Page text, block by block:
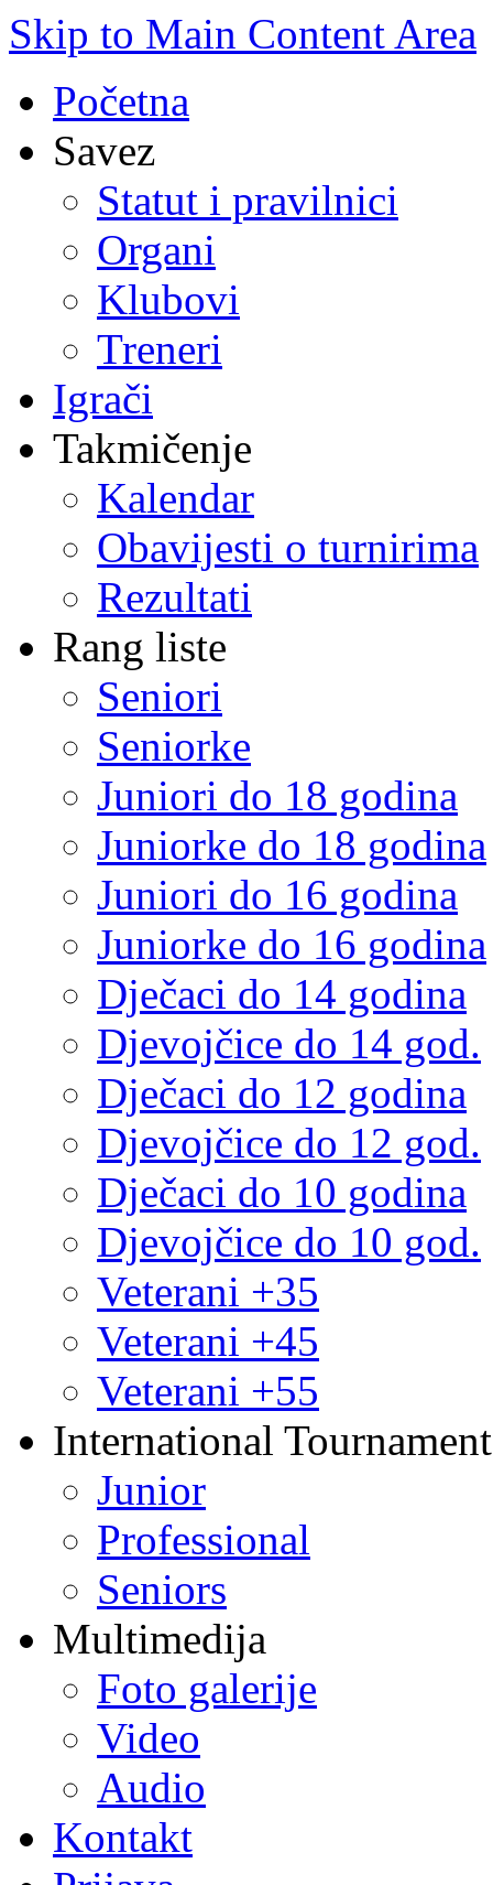
Skip to Main Content Area
Početna
Savez
Statut i pravilnici
Organi
Klubovi
Treneri
Igrači
Takmičenje
Kalendar
Obavijesti o turnirima
Rezultati
Rang liste
Seniori
Seniorke
Juniori do 18 godina
Juniorke do 18 godina
Juniori do 16 godina
Juniorke do 16 godina
Dječaci do 14 godina
Djevojčice do 14 god.
Dječaci do 12 godina
Djevojčice do 12 god.
Dječaci do 10 godina
Djevojčice do 10 god.
Veterani +35
Veterani +45
Veterani +55
International
Junior
Professional
Seniors
Multimedija
Foto galerije
Video
Audio
Kontakt